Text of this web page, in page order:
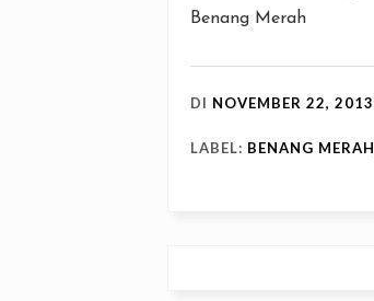
Benang Merah
DI NOVEMBER 22, 2013
LABEL: BENANG MERAH